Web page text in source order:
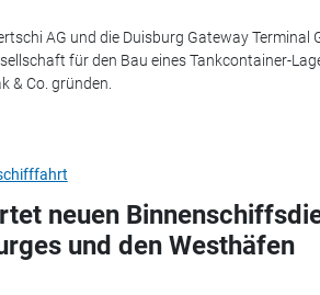
AG und die Duisburg Gateway Terminal
für den Bau eines Tankcontainer-
& Co. gründen.
neuen
und den Westhäfen